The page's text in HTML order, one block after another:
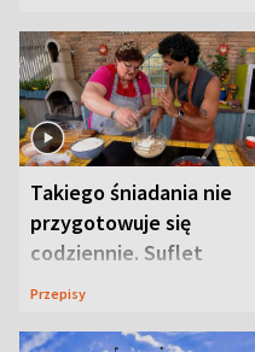
Takiego śniadania nie
przygotowuje się
codziennie. Suflet
serowy zachwyca
Przepisy